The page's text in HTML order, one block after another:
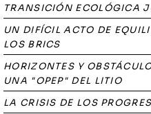
TRANSICIÓN ECOLÓGICA
UN DIFÍCIL ACTO DE
LOS BRICS
HORIZONTES Y
UNA "OPEP" DEL LITIO
LA CRISIS DE LOS